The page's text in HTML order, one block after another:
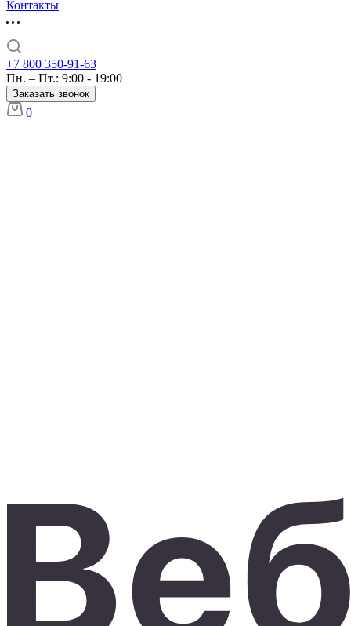
Контакты
+7 800 350-91-63
Пн. – Пт.: 9:00 - 19:00
Заказать звонок
0